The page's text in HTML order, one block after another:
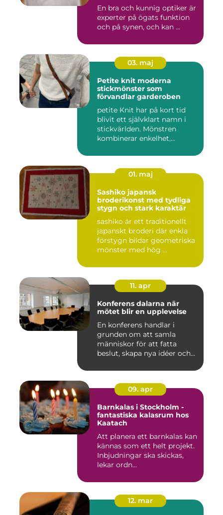
En bra och kunnig optiker är
experter på ögats funktion
och på synen, och kan ...
03. maj
Petite knit moderna
stickmönster som
förvandlar garderoben
petite Knit har på kort tid
blivit ett självklart namn i
stickvärlden. Mönstren
kombinerar enkelhet,...
01. maj
Sashiko japansk
broderikonst med tydliga
stygn och stark karaktär
sashiko är ett traditionellt
japanskt broderi där enkla
förstygn bildar geometriska
mönster med hög ...
11. apr
Konferens dalarna när
mötet blir en upplevelse
En konferens handlar i
grunden om att samla
människor för att fatta
beslut, skapa nya idéer och
09. apr
Barnkalas i Stockholm -
fantastiska kalasrum hos
Kaatach
Att planera ett barnkalas kan
kännas som ett helt projekt.
Inbjudningar ska skickas,
lekar ordn...
12. mar